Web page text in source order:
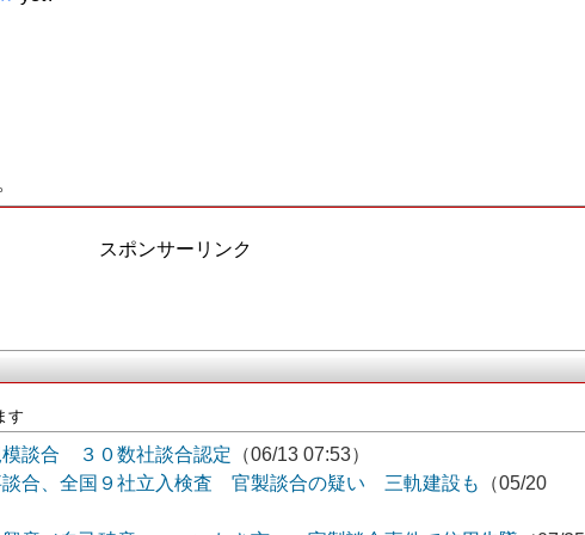
スポンサーリンク
す
談合 ３０数社談合認定 （06/13 07:53）
談合、全国９社立入検査 官製談合の疑い 三軌建設も
（05/20